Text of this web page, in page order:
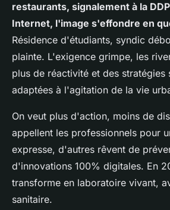
restaurants, signalement à la
Internet, l'image s'effondre en
Résidence d'étudiants, syndic
plainte. L'exigence grimpe, les
plus de réactivité et des stratégies
adaptées à l'agitation de la vie
On veut plus d'action, moins de
appellent les professionnels pour
expresse, d'autres rêvent de
d'innovations 100% digitales. En
transforme en laboratoire vivant,
sanitaire.